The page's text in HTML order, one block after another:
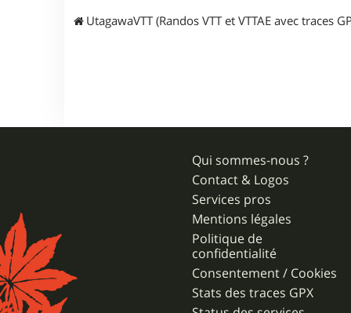
UtagawaVTT (Randos VTT et VTTAE avec traces
Qui sommes-nous ?
Contact & Logos
Services pros
Mentions légales
Politique de
confidentialité
Consentement / Cookies
Stats des traces GPX